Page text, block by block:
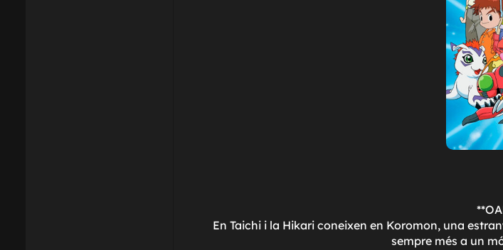
En Taichi i la Hikari coneixen en Koromon, una
sempre més a un